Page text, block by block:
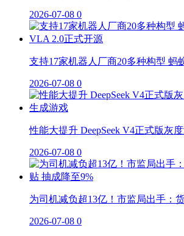
2026-07-08 0
支持17家机器人厂商20多种构型 蚂
2026-07-08 0
性能大提升 DeepSeek V4正式版灰
2026-07-08 0
为司机减负超13亿！市监局出手：
2026-07-08 0